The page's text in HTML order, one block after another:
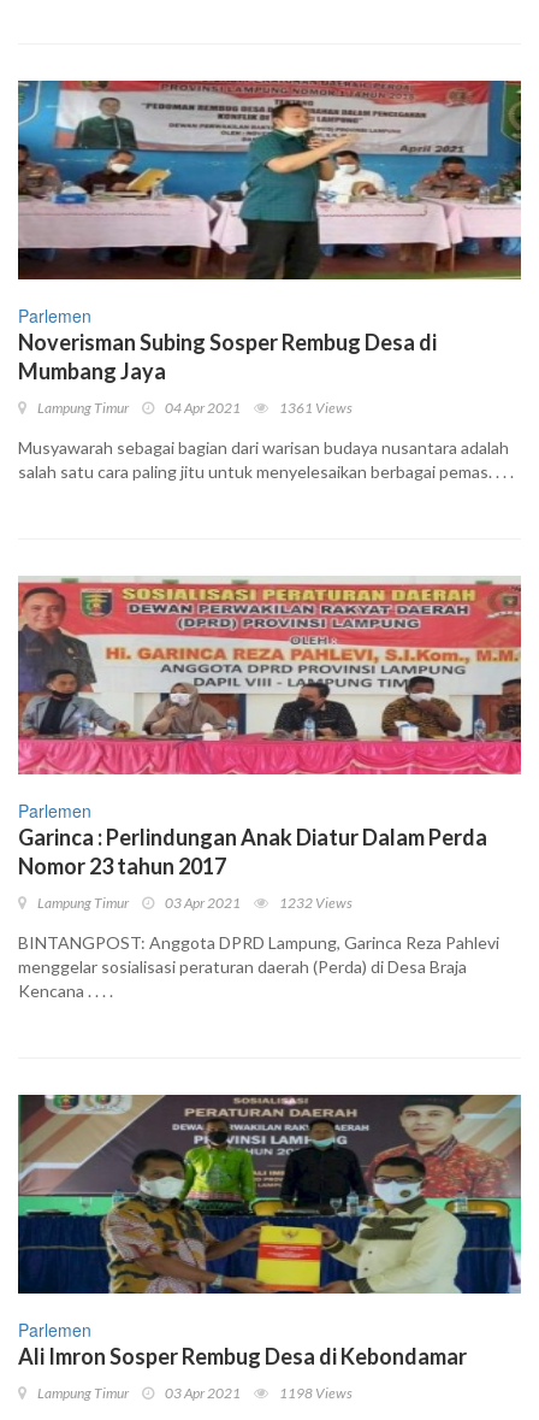
Parlemen
Noverisman Subing Sosper Rembug Desa di
Mumbang Jaya
Lampung Timur 04 Apr 2021 1361 Views
Musyawarah sebagai bagian dari warisan budaya nusantara adalah
salah satu cara paling jitu untuk menyelesaikan berbagai pemas. . . .
Parlemen
Garinca : Perlindungan Anak Diatur Dalam Perda
Nomor 23 tahun 2017
Lampung Timur 03 Apr 2021 1232 Views
BINTANGPOST: Anggota DPRD Lampung, Garinca Reza Pahlevi
menggelar sosialisasi peraturan daerah (Perda) di Desa Braja
Kencana . . . .
Parlemen
Ali Imron Sosper Rembug Desa di Kebondamar
Lampung Timur 03 Apr 2021 1198 Views